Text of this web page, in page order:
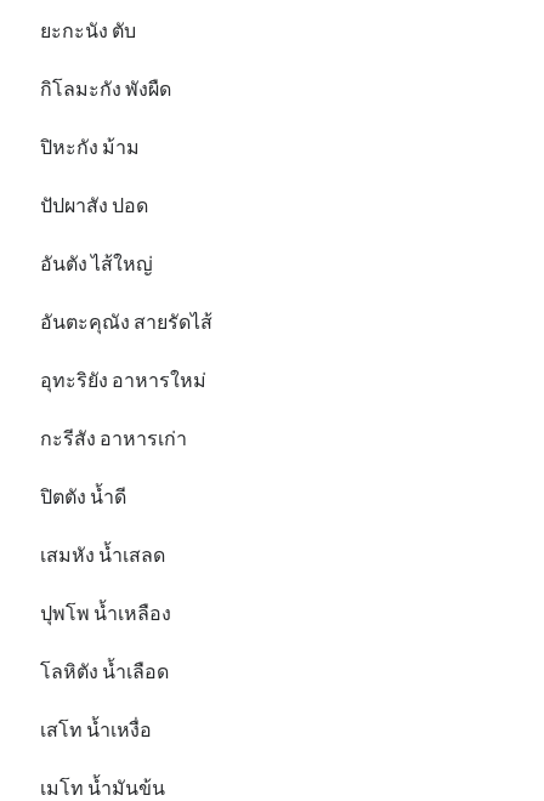
ยะกะนัง ตับ
กิโลมะกัง พังผืด
ปิหะกัง ม้าม
ปัปผาสัง ปอด
อันตัง ไส้ใหญ่
อันตะคุณัง สายรัดไส้
อุทะริยัง อาหารใหม่
กะรีสัง อาหารเก่า
ปิตตัง น้ำดี
เสมหัง น้ำเสลด
ปุพโพ น้ำเหลือง
โลหิตัง น้ำเลือด
เสโท น้ำเหงื่อ
เมโท น้ำมันข้น